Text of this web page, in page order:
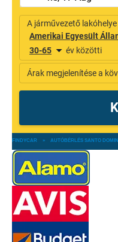
FINDYCAR » AUTÓBÉRLÉS SANTO